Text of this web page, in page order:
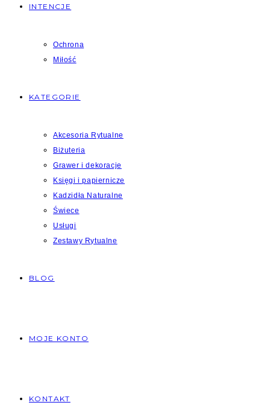
INTENCJE
Ochrona
Miłość
KATEGORIE
Akcesoria Rytualne
Biżuteria
Grawer i dekoracje
Księgi i papiernicze
Kadzidła Naturalne
Świece
Usługi
Zestawy Rytualne
BLOG
MOJE KONTO
KONTAKT